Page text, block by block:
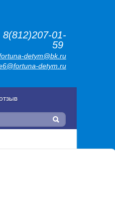
8(812)207-01-
59
detym@bk.ru
detym.ru